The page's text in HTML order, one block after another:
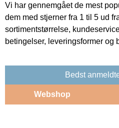
Vi har gennemgået de mest
dem med stjerner fra 1 til 5 ud
sortimentstørrelse,
betingelser, leveringsformer og
Bedst
Webshop